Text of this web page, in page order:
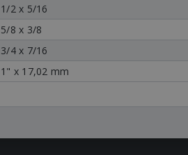
1/2 x 5/16
5/8 x 3/8
3/4 x 7/16
1" x 17,02 mm